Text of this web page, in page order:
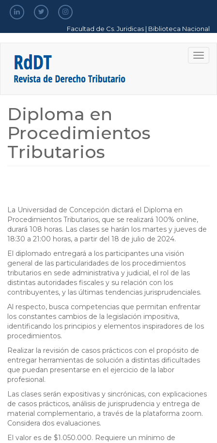
Pasar
principal
Facultad de Cs. Juridicas | Biblioteca Nacional
Diploma en
Procedimientos
Tributarios
La Universidad de Concepción dictará el Diploma en
Procedimientos Tributarios, que se realizará 100% online,
durará 108 horas. Las clases se harán los martes y jueves de
18:30 a 21:00 horas, a partir del 18 de julio de 2024.
El diplomado entregará a los participantes una visión
general de las particularidades de los procedimientos
tributarios en sede administrativa y judicial, el rol de las
distintas autoridades fiscales y su relación con los
contribuyentes, y las últimas tendencias jurisprudenciales.
Al respecto, busca competencias que permitan enfrentar
los constantes cambios de la legislación impositiva,
identificando los principios y elementos inspiradores de los
procedimientos.
Realizar la revisión de casos prácticos con el propósito de
entregar herramientas de solución a distintas dificultades
que puedan presentarse en el ejercicio de la labor
profesional.
Las clases serán expositivas y sincrónicas, con explicaciones
de casos prácticos, análisis de jurisprudencia y entrega de
material complementario, a través de la plataforma zoom.
Considera dos evaluaciones.
El valor es de $1.050.000. Requiere un mínimo de